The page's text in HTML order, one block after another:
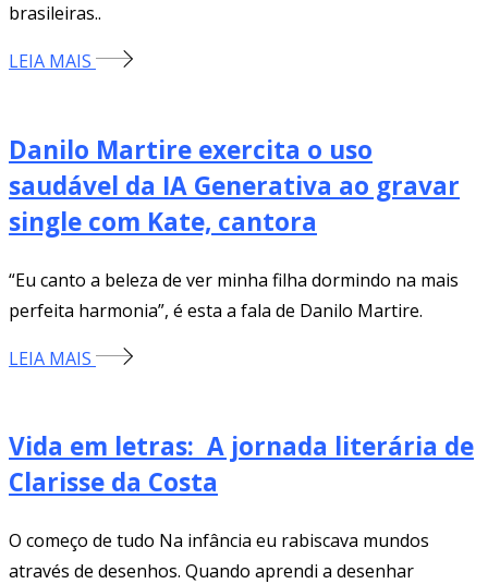
brasileiras..
LEIA MAIS
Danilo Martire exercita o uso
saudável da IA Generativa ao gravar
single com Kate, cantora
“Eu canto a beleza de ver minha filha dormindo na mais
perfeita harmonia”, é esta a fala de Danilo Martire.
LEIA MAIS
Vida em letras: A jornada literária de
Clarisse da Costa
O começo de tudo Na infância eu rabiscava mundos
através de desenhos. Quando aprendi a desenhar